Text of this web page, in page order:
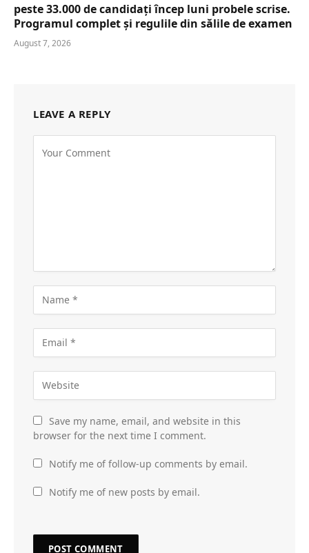
peste 33.000 de candidați încep luni probele scrise.
Programul complet și regulile din sălile de examen
August 7, 2026
LEAVE A REPLY
Save my name, email, and website in this
browser for the next time I comment.
Notify me of follow-up comments by email.
Notify me of new posts by email.